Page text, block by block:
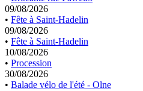
09/08/2026
• Fête à Saint-Hadelin
09/08/2026
• Fête à Saint-Hadelin
10/08/2026
• Procession
30/08/2026
• Balade vélo de l'été - Olne